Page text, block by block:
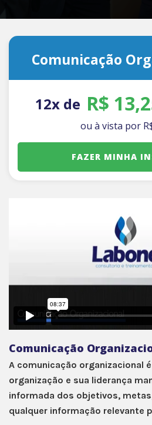
Comunicação
A comunicação organizacional
organização e sua liderança
informada dos objetivos,
qualquer informação relevante
Comunicação
12x de R$
ou à vista por
FAZER MINHA